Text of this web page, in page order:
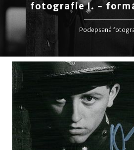
fotografie I. -
Podepsaná